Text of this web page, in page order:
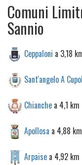
Comuni
Sannio
Ceppaloni a 3,18
Sant'angelo A
Chianche a 4,1 km
Apollosa a 4,88 km
Arpaise a 4,92 km